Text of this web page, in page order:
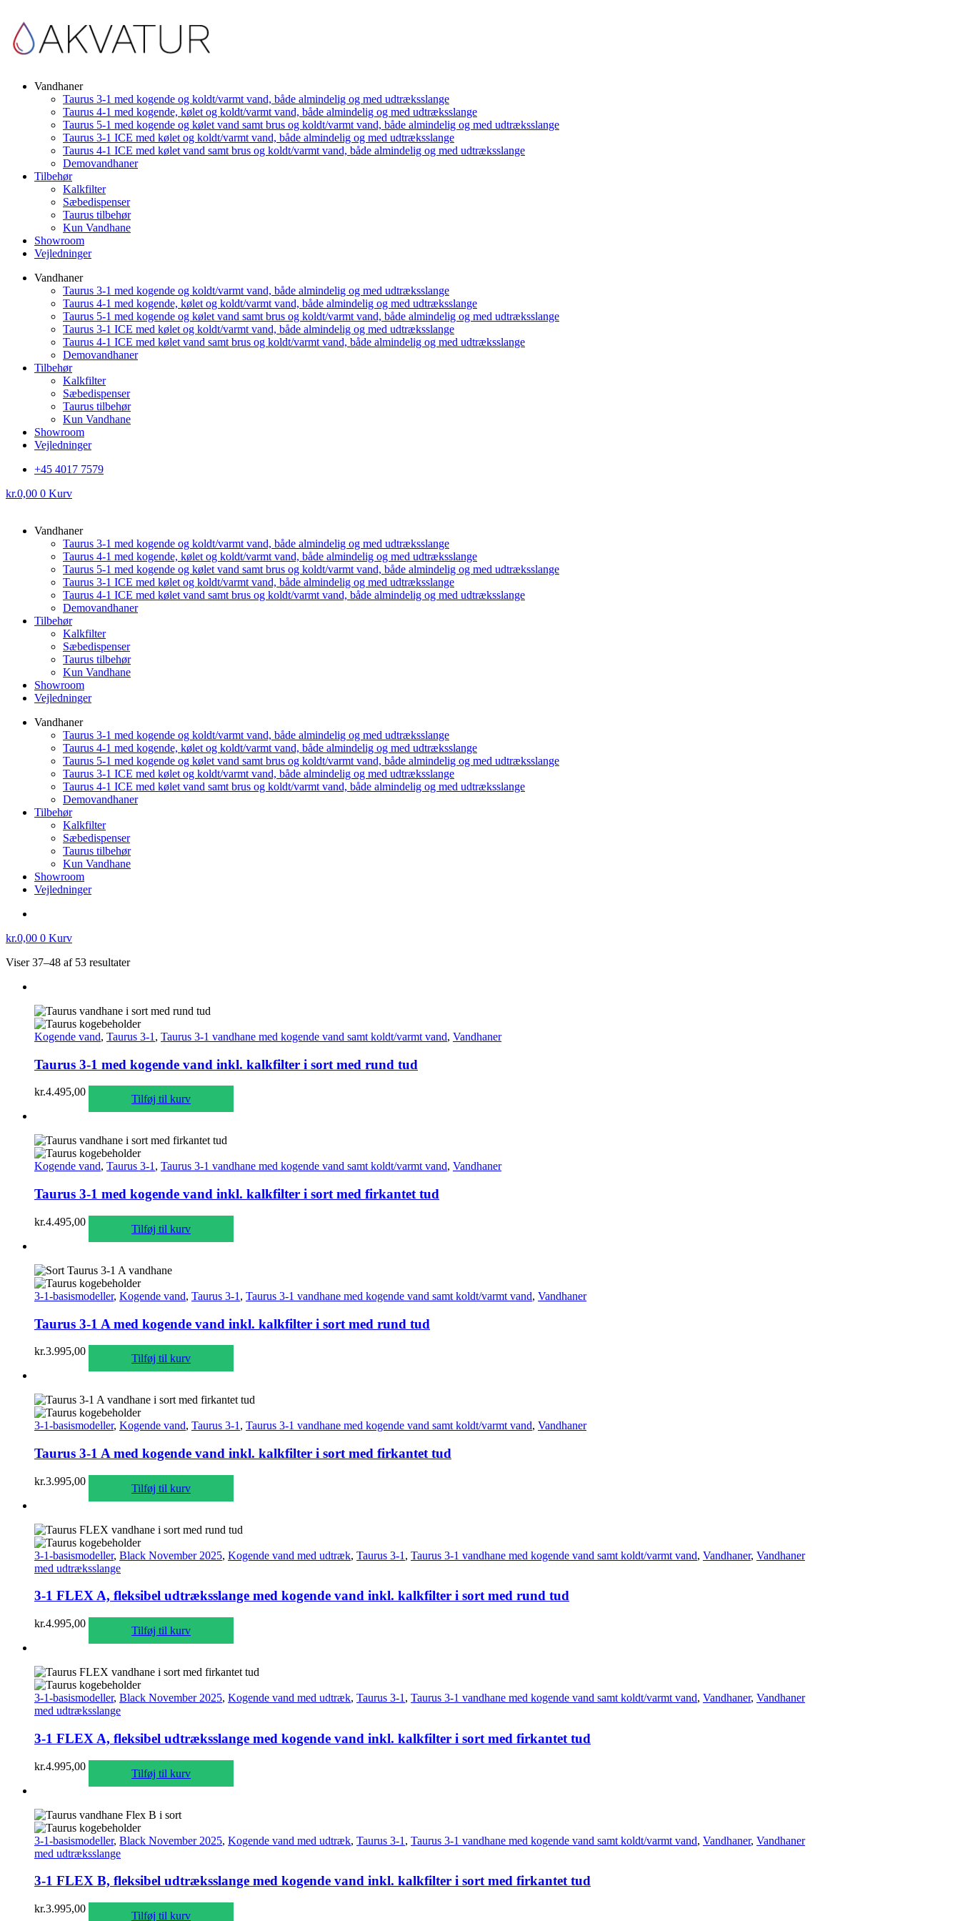
Vandhaner
Taurus 3-1 med kogende og koldt/varmt vand, både almindelig og med udtræksslange
Taurus 4-1 med kogende, kølet og koldt/varmt vand, både almindelig og med udtræksslange
Taurus 5-1 med kogende og kølet vand samt brus og koldt/varmt vand, både almindelig og med udtræksslange
Taurus 3-1 ICE med kølet og koldt/varmt vand, både almindelig og med udtræksslange
Taurus 4-1 ICE med kølet vand samt brus og koldt/varmt vand, både almindelig og med udtræksslange
Demovandhaner
Tilbehør
Kalkfilter
Sæbedispenser
Taurus tilbehør
Kun Vandhane
Showroom
Vejledninger
Vandhaner
Taurus 3-1 med kogende og koldt/varmt vand, både almindelig og med udtræksslange
Taurus 4-1 med kogende, kølet og koldt/varmt vand, både almindelig og med udtræksslange
Taurus 5-1 med kogende og kølet vand samt brus og koldt/varmt vand, både almindelig og med udtræksslange
Taurus 3-1 ICE med kølet og koldt/varmt vand, både almindelig og med udtræksslange
Taurus 4-1 ICE med kølet vand samt brus og koldt/varmt vand, både almindelig og med udtræksslange
Demovandhaner
Tilbehør
Kalkfilter
Sæbedispenser
Taurus tilbehør
Kun Vandhane
Showroom
Vejledninger
+45 4017 7579
kr.0,00 0 Kurv
Vandhaner
Taurus 3-1 med kogende og koldt/varmt vand, både almindelig og med udtræksslange
Taurus 4-1 med kogende, kølet og koldt/varmt vand, både almindelig og med udtræksslange
Taurus 5-1 med kogende og kølet vand samt brus og koldt/varmt vand, både almindelig og med udtræksslange
Taurus 3-1 ICE med kølet og koldt/varmt vand, både almindelig og med udtræksslange
Taurus 4-1 ICE med kølet vand samt brus og koldt/varmt vand, både almindelig og med udtræksslange
Demovandhaner
Tilbehør
Kalkfilter
Sæbedispenser
Taurus tilbehør
Kun Vandhane
Showroom
Vejledninger
Vandhaner
Taurus 3-1 med kogende og koldt/varmt vand, både almindelig og med udtræksslange
Taurus 4-1 med kogende, kølet og koldt/varmt vand, både almindelig og med udtræksslange
Taurus 5-1 med kogende og kølet vand samt brus og koldt/varmt vand, både almindelig og med udtræksslange
Taurus 3-1 ICE med kølet og koldt/varmt vand, både almindelig og med udtræksslange
Taurus 4-1 ICE med kølet vand samt brus og koldt/varmt vand, både almindelig og med udtræksslange
Demovandhaner
Tilbehør
Kalkfilter
Sæbedispenser
Taurus tilbehør
Kun Vandhane
Showroom
Vejledninger
kr.0,00 0 Kurv
Viser 37–48 af 53 resultater
Kogende vand, Taurus 3-1 , Taurus 3-1 vandhane med kogende vand samt koldt/varmt vand, Vandhaner
Taurus 3-1 med kogende vand inkl. kalkfilter i sort med rund tud
kr.4.495,00
Tilføj til kurv
Kogende vand, Taurus 3-1, Taurus 3-1 vandhane med kogende vand samt koldt/varmt vand, Vandhaner
Taurus 3-1 med kogende vand inkl. kalkfilter i sort med firkantet tud
kr.4.495,00
Tilføj til kurv
3-1-basismodeller, Kogende vand, Taurus 3-1 , Taurus 3-1 vandhane med kogende vand samt koldt/varmt vand, Vandhaner
Taurus 3-1 A med kogende vand inkl. kalkfilter i sort med rund tud
kr.3.995,00
Tilføj til kurv
3-1-basismodeller, Kogende vand, Taurus 3-1 , Taurus 3-1 vandhane med kogende vand samt koldt/varmt vand, Vandhaner
Taurus 3-1 A med kogende vand inkl. kalkfilter i sort med firkantet tud
kr.3.995,00
Tilføj til kurv
3-1-basismodeller, Black November 2025, Kogende vand med udtræk, Taurus 3-1 , Taurus 3-1 vandhane med kogende vand samt koldt/varmt vand, Vandhaner, Vandhaner
med udtræksslange
3-1 FLEX A, fleksibel udtræksslange med kogende vand inkl. kalkfilter i sort med rund tud
kr.4.995,00
Tilføj til kurv
3-1-basismodeller, Black November 2025, Kogende vand med udtræk, Taurus 3-1 , Taurus 3-1 vandhane med kogende vand samt koldt/varmt vand, Vandhaner, Vandhaner
med udtræksslange
3-1 FLEX A, fleksibel udtræksslange med kogende vand inkl. kalkfilter i sort med firkantet tud
kr.4.995,00
Tilføj til kurv
3-1-basismodeller, Black November 2025, Kogende vand med udtræk, Taurus 3-1 , Taurus 3-1 vandhane med kogende vand samt koldt/varmt vand, Vandhaner, Vandhaner
med udtræksslange
3-1 FLEX B, fleksibel udtræksslange med kogende vand inkl. kalkfilter i sort med firkantet tud
kr.3.995,00
Tilføj til kurv